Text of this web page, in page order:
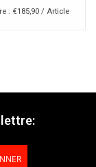
: €185,90 / Article